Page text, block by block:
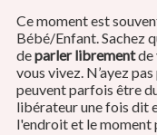
Ce moment est
Bébé/Enfant. Sachez
deparler librementde
vous vivez. N’ayez
peuvent parfois être
libérateur une fois dit
l'endroit et le moment